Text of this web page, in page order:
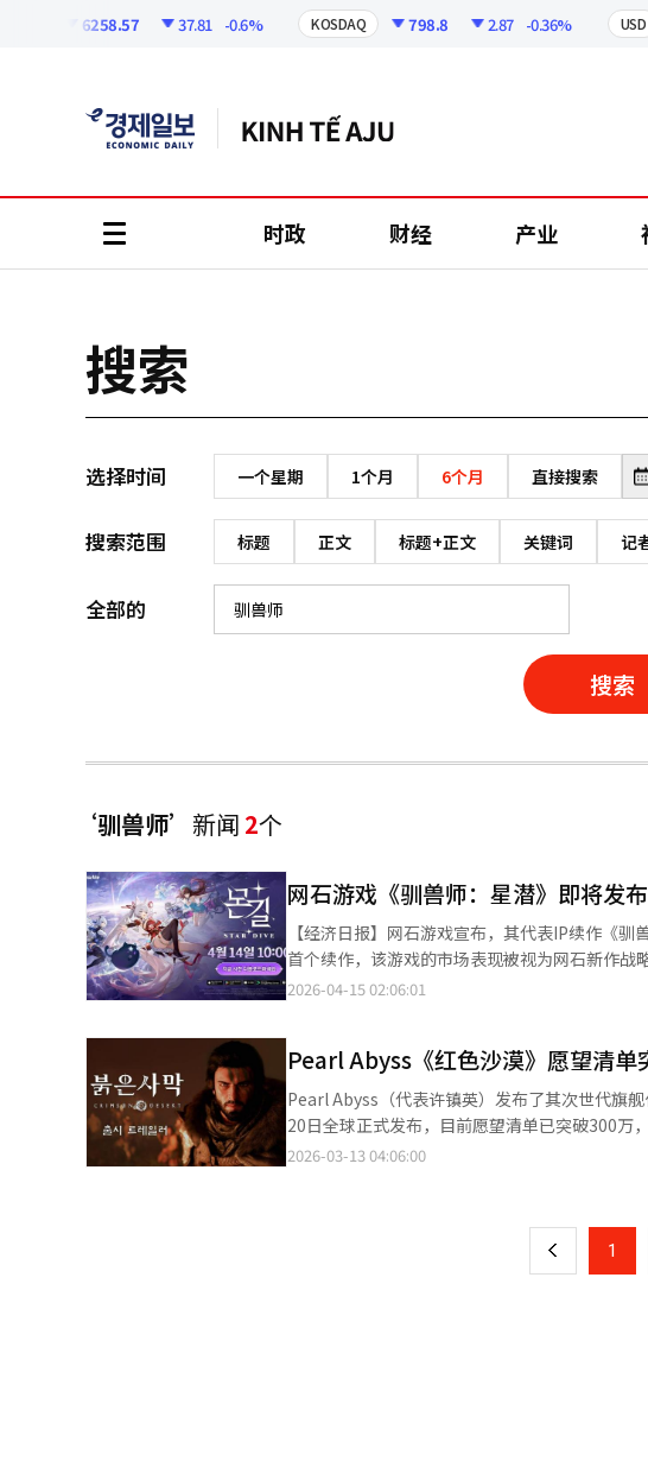
6258.57 37.81 -0.6% KOSDAQ 798.8 2.87 -0.36% USD
时政 财经 产业
搜索
选择时间 一个星期 1个月 6个月 直接搜索
搜索范围 标题 正文 标题+正文 关键词 记
全部的
搜索
‘驯兽师’ 新闻 2个
网石游戏《驯兽师：星潜》即将发
【经济日报】网石游戏宣布，其代表IP续作《
首个续作，该游戏的市场表现被视为网石新作
苹果应用商店预下载移动版，PC版则可通过
人实时战斗和怪物捕捉系统。游戏在保持原有
负担，减少了角色获取的付费结构，提升了用户
在减少用户的付费疲劳。全球市场是本次作品的
游戏展和巴西游戏展以获取用户反馈。游戏将
南以外的全球市场同步发布，重点在于提升游戏
2026-04-15 02:06:01
Pearl Abyss《红色沙漠》愿望清
Pearl Abyss（代表许镇英）发布了其次世代旗
20日全球正式发布，目前愿望清单已突破300万
的“黑色空间引擎”打造，拥有震撼的画面和真
型。Pearl Abyss最近向全球媒体和网红展示了
巨型Boss战斗系统，获得了与AAA级游戏媲美
高技术自立企业才能实现的独特表现。《红色
2026-03-13 04:06:00
上 1